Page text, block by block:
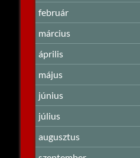
február
március
április
május
június
július
augusztus